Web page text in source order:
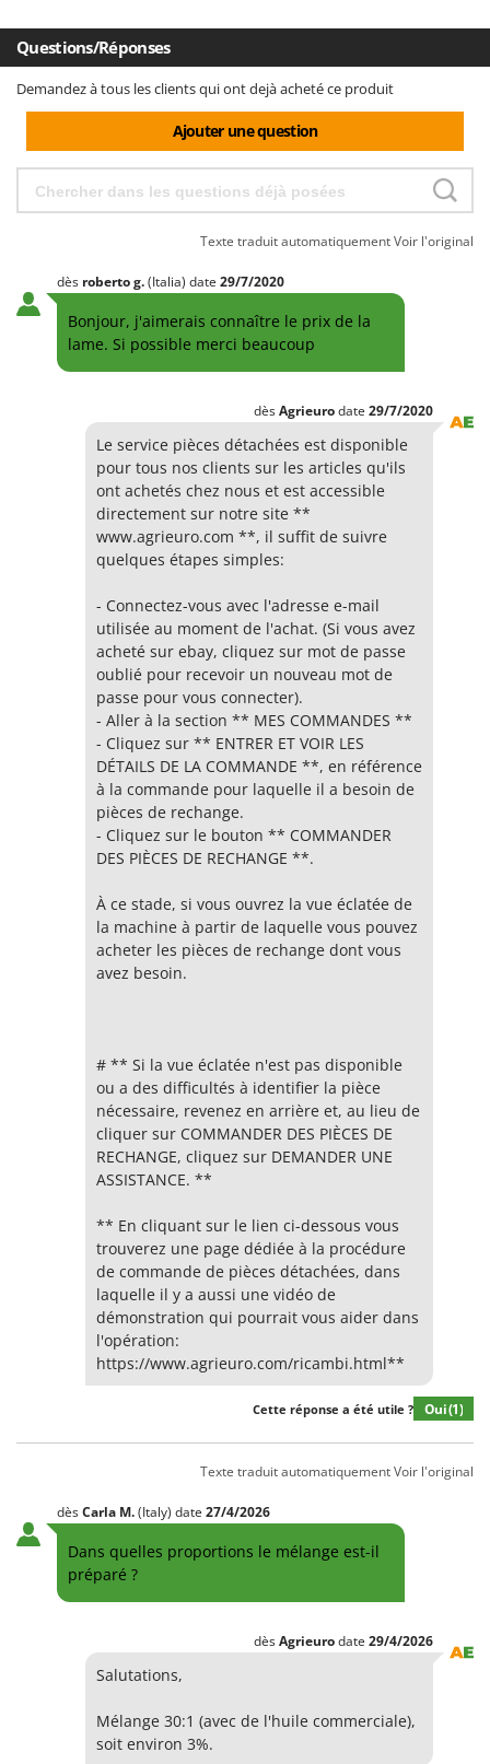
Questions/Réponses
Demandez à tous les clients qui ont dejà acheté ce produit
Ajouter une question
Texte traduit automatiquementVoir l'original
dès robertog.(Italia) date 29/7/2020
Bonjour, j'aimerais connaître le prix de la
lame. Si possible merci beaucoup
dèsAgrieurodate 29/7/2020
Le service pièces détachées est disponible
pour tous nos clients sur les articles qu'ils
ont achetés chez nous et est accessible
directement sur notre site **
www.agrieuro.com **, il suffit de suivre
quelques étapes simples:
- Connectez-vous avec l'adresse e-mail
utilisée au moment de l'achat. (Si vous avez
acheté sur ebay, cliquez sur mot de passe
oublié pour recevoir un nouveau mot de
passe pour vous connecter).
- Aller à la section ** MES COMMANDES **
- Cliquez sur ** ENTRER ET VOIR LES
DÉTAILS DE LA COMMANDE **, en référence
à la commande pour laquelle il a besoin de
pièces de rechange.
- Cliquez sur le bouton ** COMMANDER
DES PIÈCES DE RECHANGE **.
À ce stade, si vous ouvrez la vue éclatée de
la machine à partir de laquelle vous pouvez
acheter les pièces de rechange dont vous
avez besoin.
# ** Si la vue éclatée n'est pas disponible
ou a des difficultés à identifier la pièce
nécessaire, revenez en arrière et, au lieu de
cliquer sur COMMANDER DES PIÈCES DE
RECHANGE, cliquez sur DEMANDER UNE
ASSISTANCE. **
** En cliquant sur le lien ci-dessous vous
trouverez une page dédiée à la procédure
de commande de pièces détachées, dans
laquelle il y a aussi une vidéo de
démonstration qui pourrait vous aider dans
l'opération:
https://www.agrieuro.com/ricambi.html**
Cette réponse a été utile ? Oui(1)
Texte traduit automatiquementVoir l'original
dèsCarla M.(Italy) date 27/4/2026
Dans quelles proportions le mélange est-il
préparé ?
dèsAgrieurodate 29/4/2026
Salutations,
Mélange 30:1 (avec de l'huile commerciale),
soit environ 3%.